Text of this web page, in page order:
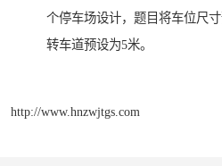
个停车场设计，题目将车位尺
转车道预设为5米。
http://www.hnzwjtgs.com